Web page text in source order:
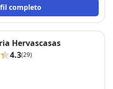
completo
Hervascasas
4.3(29)